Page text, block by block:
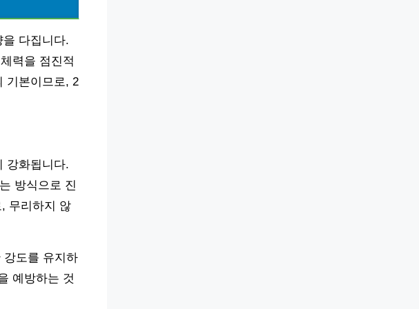
다집니다.
력을 점진적
기본이므로, 2
강화됩니다.
방식으로 진
무리하지 않
강도를 유지하
예방하는 것